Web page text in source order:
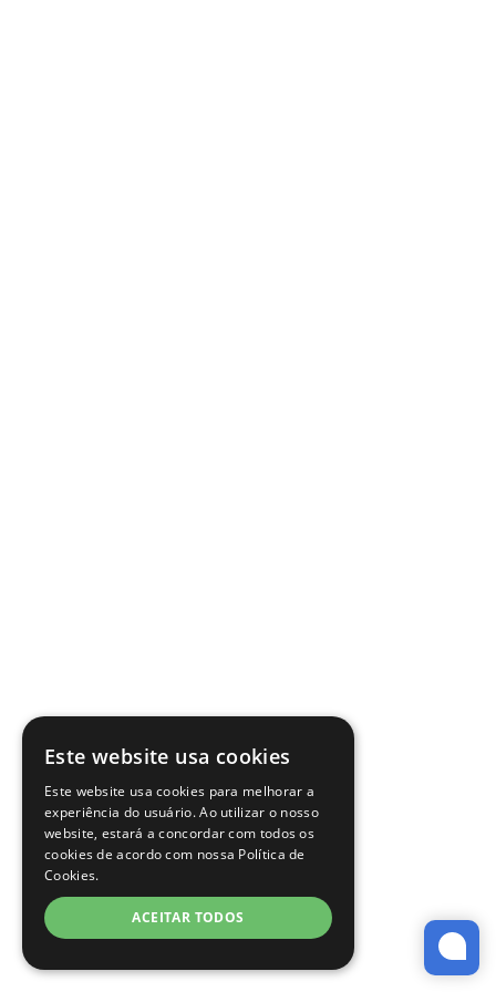
Este website usa cookies
Este website usa cookies para melhorar a
experiência do usuário. Ao utilizar o nosso
website, estará a concordar com todos os
cookies de acordo com nossa Política de
Cookies.
ACEITAR TODOS